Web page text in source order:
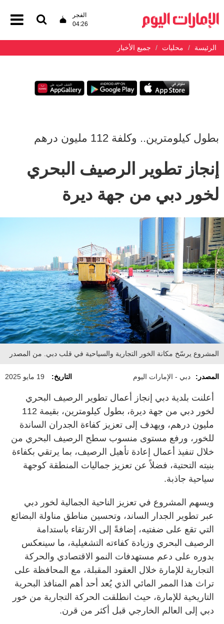
الفجر
04:26
الرئيسة محليات جميع الأخبار
بطول كيلومترين.. وكلفة 112 مليون درهم
إنجاز تطوير الرصيف البحري
لخور دبي من جهة ديرة
المشروع يرسّخ مكانة الخور التجارية والسياحية في قلب دبي. من المصدر
المصدر: دبي - الإمارات اليوم التاريخ: 19 مايو 2025
أعلنت بلدية دبي إنجاز أعمال تطوير الرصيف البحري
لخور دبي من جهة ديرة، بطول كيلومترين، بقيمة 112
مليون درهم، ويهدف إلى تعزيز كفاءة الجدران الساندة
للخور، ورفع مستوى منسوب سطح الرصيف البحري من
خلال تنفيذ أعمال إعادة تأهيل الرصيف، بما يرتقي بكفاءة
بنيته التحتية، فضلاً عن تعزيز جماليات المنطقة كوجهة
سياحية جاذبة.
ويسهم المشروع في تعزيز الناحية الجمالية لخور دبي
عبر تطوير الجدار الساند، وتحسين مناطق مناولة البضائع
التي تقع على ضفتيه، إضافةً إلى الارتقاء باستدامة
الرصيف البحري وزيادة كفاءته التشغيلية، ما سينعكس
بدوره على دعم مستهدفات النمو الاقتصادي والحركة
التجارية للإمارة خلال العقود المقبلة، مع المحافظة على
تراث هذا الممر المائي الذي يُعد أحد أهم المنافذ البحرية
التاريخية للإمارة، حيث انطلقت الحركة التجارية من خور
دبي إلى العالم الخارجي قبل أكثر من قرن.